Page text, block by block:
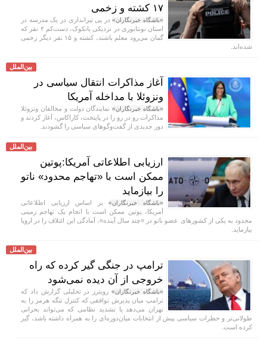
۱۷ کشته و زخمی
«باشگاه خبرنگاران»در پی تیراندازی در یک مدرسه در
استان نونتابوری در نزدیکی بانکوک، دست‌کم ۲ نفر که
گمان می‌رود معلم باشند، کشته و ۱۵ نفر دیگر زخمی
شده‌اند.
بین‌الملل
آغاز مذاکرات انتقال سیاسی در
ونزوئلا با مداخله آمریکا
«باشگاه خبرنگاران»نمایندگان دولت و مخالفان ونزوئلا
مذاکرات رو در رو را در پایتخت، کاراکاس، آغاز کردند و
دور جدیدی از گفت‌و‌گو‌های سیاسی را گشودند.
بین‌الملل
ارزیابی اطلاعاتی آمریکا:پوتین
ممکن است با «تهاجم محدود» ناتو
را بیازماید
«باشگاه خبرنگاران»بر اساس ارزیابی اطلاعاتی
آمریکا، پوتین ممکن است با انجام یک تهاجم زمینی
محدود به یکی از کشور‌های عضو ناتو در «چند سال آینده»، آمادگی این ائتلاف را در اروپا
بیازماید.
بین‌الملل
ترامپ در جنگی گیر کرده که راه
خروجی از آن دیده نمی‌شود
«باشگاه خبرنگاران»رویترز در تحلیلی گزارش داد که
ترامپ میان پذیرش توافقی که کنترل تنگه هرمز را به
تهران می‌دهد یا تشدید نظامی که می‌تواند بحرانی
طولانی‌تر و خطرات سیاسی پیش از انتخابات میان‌دوره‌ای را به همراه داشته باشد، گیر
کرده است.